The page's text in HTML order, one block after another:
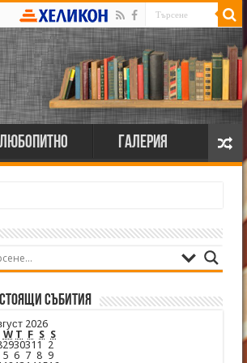
Галерия
събития
2026
W T F S S
293031 1
2
5 6 7 8 9